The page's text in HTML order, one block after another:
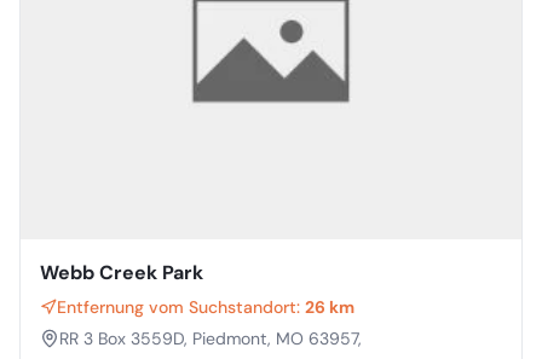
Webb Creek Park
Entfernung vom Suchstandort: 26 km
RR 3 Box 3559D, Piedmont, MO 63957,